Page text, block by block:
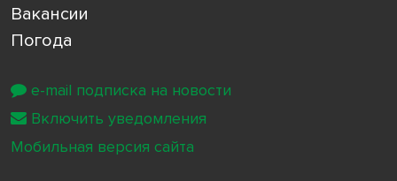
Вакансии
Погода
e-mail подписка на новости
Включить уведомления
Мобильная версия сайта